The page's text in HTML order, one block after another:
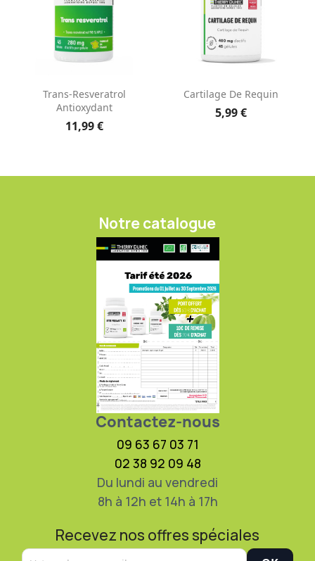
Trans-Resveratrol
Antioxydant
11,99 €
Cartilage De Requin
5,99 €
Notre catalogue
Contactez-nous
09 63 67 03 71
02 38 92 09 48
Du lundi au vendredi
8h à 12h et 14h à 17h
Recevez nos offres spéciales